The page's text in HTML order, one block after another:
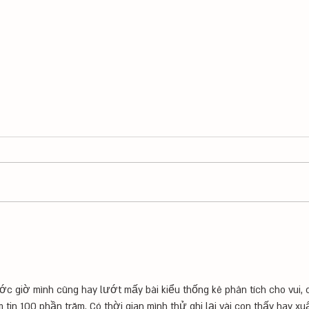
איך
giờ mình cũng hay lướt mấy bài kiểu thống kê phân tích cho vui,